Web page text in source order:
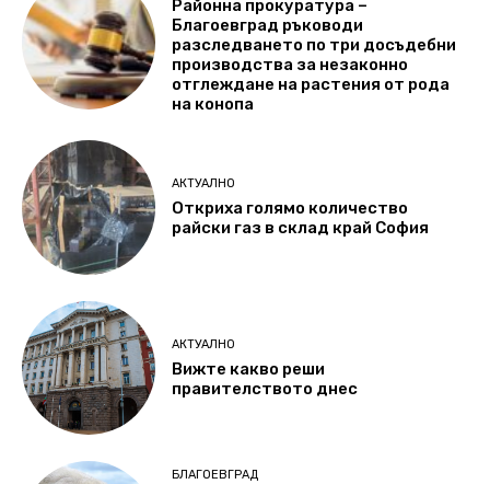
Районна прокуратура –
Благоевград ръководи
разследването по три досъдебни
производства за незаконно
отглеждане на растения от рода
на конопа
АКТУАЛНО
Откриха голямо количество
райски газ в склад край София
АКТУАЛНО
Вижте какво реши
правителството днес
БЛАГОЕВГРАД